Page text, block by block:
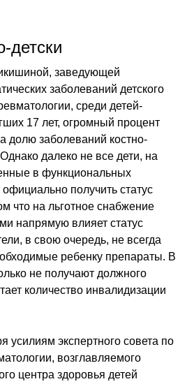
детски
заведующей
заболеваний детского
среди детей-
17 лет, огромный процент
долю заболеваний костно-
далеко не все дети, на
в функциональных
получить статус
что на льготное снабжение
напрямую влияет статус
в свою очередь, не всегда
ребенку препараты. В
не получают должного
количество инвалидизации
усилиям экспертного совета по
возглавляемого
центра здоровья детей